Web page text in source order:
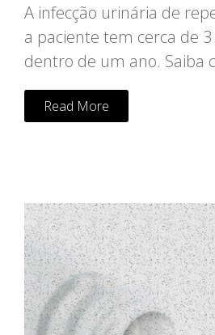
A infecção urinária de
a paciente tem cerca de 3
dentro de um ano. Saiba
Read More